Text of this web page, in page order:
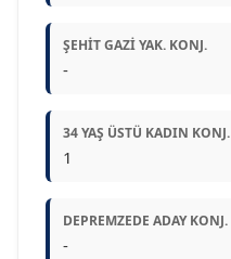
ŞEHIT GAZI YAK. KONJ.
-
34 YAŞ ÜSTÜ KADIN KONJ.
1
DEPREMZEDE ADAY KONJ.
-